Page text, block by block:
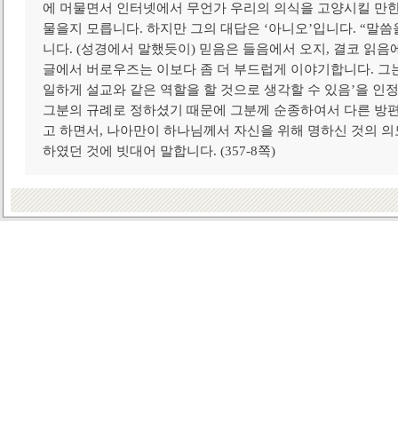
에 머물면서 인터넷에서 무언가 우리의 의식을 고양시킬 만
물을지 모릅니다. 하지만 그의 대답은 ‘아니오’입니다. “말
니다. (성경에서 말했듯이) 믿음은 들음에서 오지, 결코 읽음
글에서 버로우즈는 이보다 좀 더 부드럽게 이야기합니다. 그
일하게 설교와 같은 역할을 할 것으로 생각할 수 있음’을 인
그분의 규례로 정하셨기 때문에 그분께 순종하여서 다른 방
고 하면서, 나아만이 하나님께서 자신을 위해 명하신 것의
하였던 것에 빗대어 말합니다. (357-8쪽)